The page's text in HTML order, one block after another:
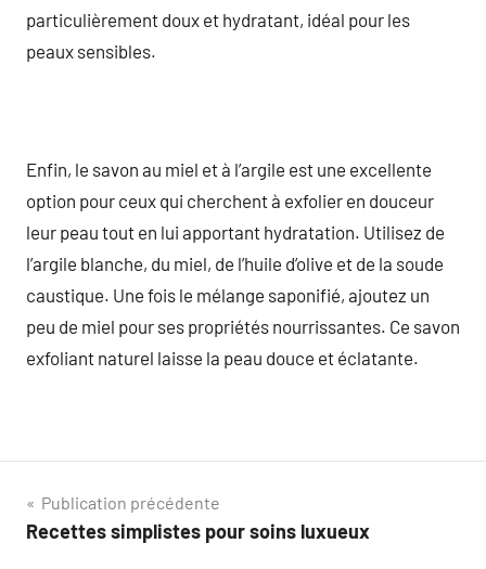
particulièrement doux et hydratant, idéal pour les
peaux sensibles.
Enfin, le savon au miel et à l’argile est une excellente
option pour ceux qui cherchent à exfolier en douceur
leur peau tout en lui apportant hydratation. Utilisez de
l’argile blanche, du miel, de l’huile d’olive et de la soude
caustique. Une fois le mélange saponifié, ajoutez un
peu de miel pour ses propriétés nourrissantes. Ce savon
exfoliant naturel laisse la peau douce et éclatante.
Navigation
de
Publication précédente
Recettes simplistes pour soins luxueux